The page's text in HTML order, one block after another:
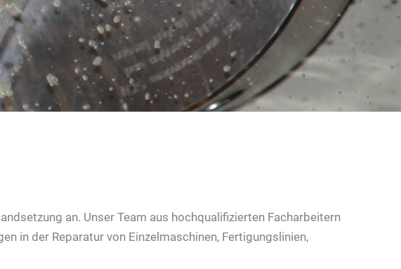
an. Unser Team aus hochqualifizierten Facharbeitern
in der Reparatur von Einzelmaschinen, Fertigungslinien,